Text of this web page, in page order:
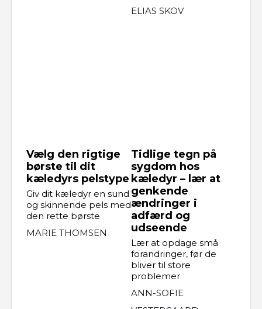
ELIAS SKOV
Vælg den rigtige
børste til dit
kæledyrs pelstype
Giv dit kæledyr en sund
og skinnende pels med
den rette børste
MARIE THOMSEN
Tidlige tegn på
sygdom hos
kæledyr – lær at
genkende
ændringer i
adfærd og
udseende
Lær at opdage små
forandringer, før de
bliver til store
problemer
ANN-SOFIE